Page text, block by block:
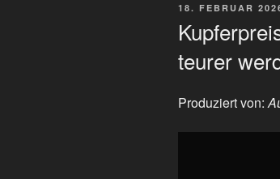
VERÖFFENTLICHT
18. FEBRUAR
teurer
Produziert von: